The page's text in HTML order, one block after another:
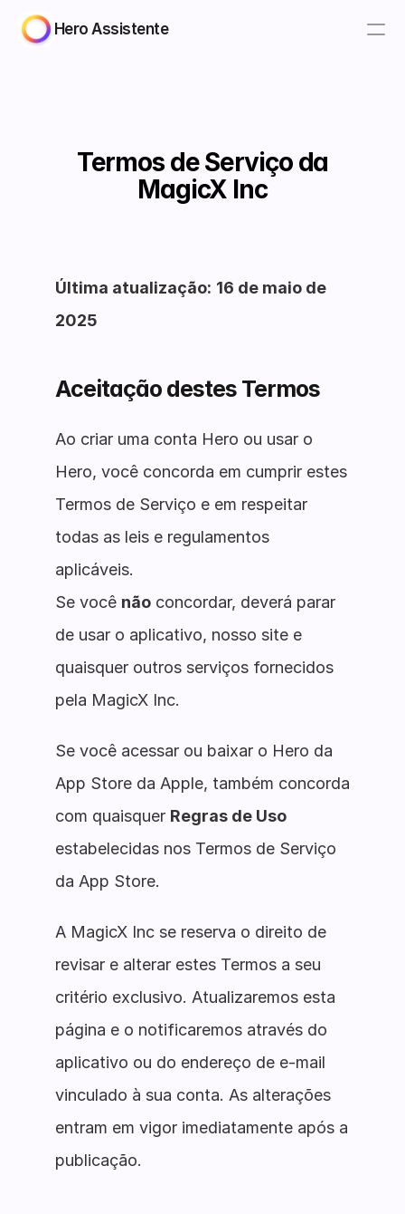
Hero Assistente
Termos de Serviço da
MagicX Inc
Última atualização: 16 de maio de
2025
Aceitação destes Termos
Ao criar uma conta Hero ou usar o
Hero, você concorda em cumprir estes
Termos de Serviço e em respeitar
todas as leis e regulamentos
aplicáveis.
Se você nãoconcordar, deverá parar
de usar o aplicativo, nosso site e
quaisquer outros serviços fornecidos
pela MagicX Inc.
Se você acessar ou baixar o Hero da
App Store da Apple, também concorda
com quaisquer Regras de Uso
estabelecidas nos Termos de Serviço
da App Store.
A MagicX Inc se reserva o direito de
revisar e alterar estes Termos a seu
critério exclusivo. Atualizaremos esta
página e o notificaremos através do
aplicativo ou do endereço de e-mail
vinculado à sua conta. As alterações
entram em vigor imediatamente após a
publicação.